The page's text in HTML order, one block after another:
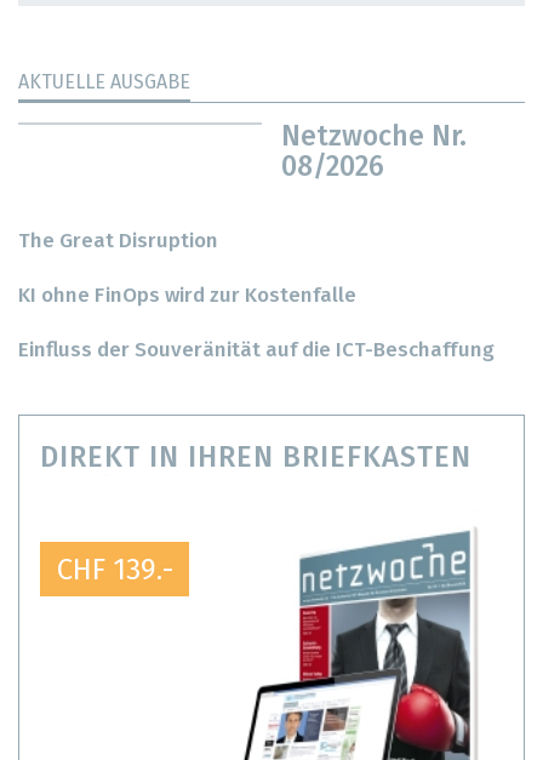
AKTUELLE AUSGABE
Netzwoche Nr.
08/2026
The Great Disruption
KI ohne FinOps wird zur Kostenfalle
Einfluss der Souveränität auf die ICT-Beschaffung
DIREKT IN IHREN BRIEFKASTEN
CHF 139.-